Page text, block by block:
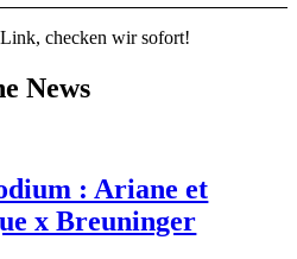
checken wir sofort!
News
: Ariane et
x Breuninger